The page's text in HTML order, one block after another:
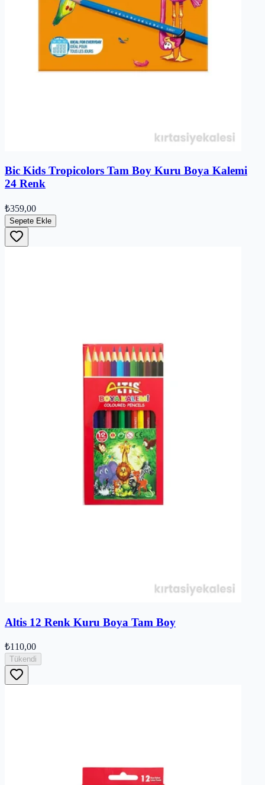
Bic Kids Tropicolors Tam Boy Kuru Boya Kalemi
24 Renk
₺359,00
Sepete Ekle
Altis 12 Renk Kuru Boya Tam Boy
₺110,00
Tükendi